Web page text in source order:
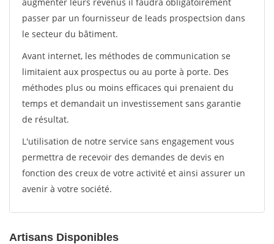
passer par un fournisseur de leads prospectsion dans
le secteur du bâtiment.
Avant internet, les méthodes de communication se
limitaient aux prospectus ou au porte à porte. Des
méthodes plus ou moins efficaces qui prenaient du
temps et demandait un investissement sans garantie
de résultat.
L'utilisation de notre service sans engagement vous
permettra de recevoir des demandes de devis en
fonction des creux de votre activité et ainsi assurer un
avenir à votre société.
Artisans Disponibles